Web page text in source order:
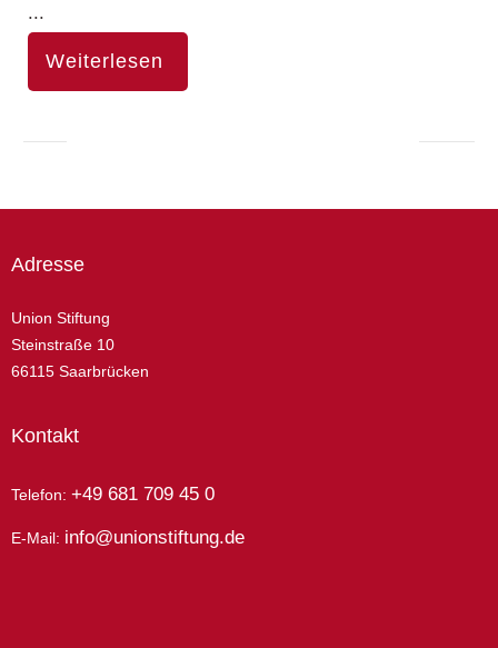
...
Weiterlesen
Adresse
Union Stiftung
Steinstraße 10
66115 Saarbrücken
Kontakt
Telefon: +49 681 709 45 0
E-Mail: info@unionstiftung.de